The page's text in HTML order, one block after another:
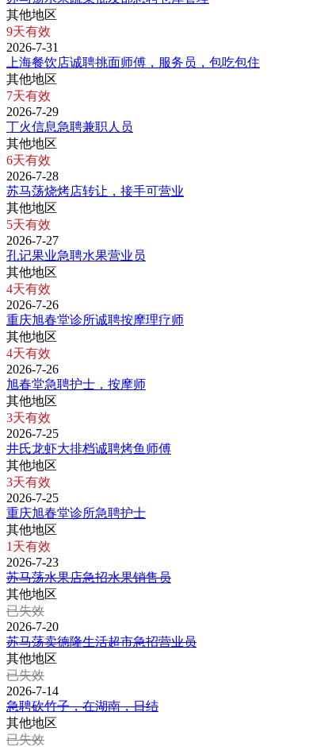
其他地区
9天有效
2026-7-31
上海餐饮店诚聘挑面师傅，服务员，包吃包住
其他地区
7天有效
2026-7-29
丁火信息急聘兼职人员
其他地区
6天有效
2026-7-28
苏马荡烧烤店转让，接手可营业
其他地区
5天有效
2026-7-27
孔记果业急聘水果营业员
其他地区
4天有效
2026-7-26
重庆旭春堂诊所诚聘按摩理疗师
其他地区
4天有效
2026-7-26
旭春堂急聘护士，按摩师
其他地区
3天有效
2026-7-25
井氏龙虾大排档诚聘烤鱼师傅
其他地区
3天有效
2026-7-25
重庆旭春堂诊所急聘护士
其他地区
1天有效
2026-7-23
苏马荡水果店急招水果销售员
其他地区
已失效
2026-7-20
苏马荡卖德隆生活超市急招营业员
其他地区
已失效
2026-7-14
急聘砍竹子，在湖南，日结
其他地区
已失效